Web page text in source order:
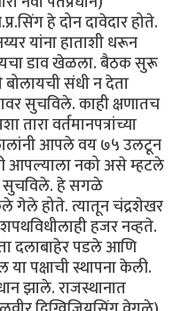
हे दोन दावेदार होते.
यांना हाताशी धरून
डाव खेळला. बैठक सुरू
बोलायची संधी न देता
सुचविले. काही क्षणातच
वर्तमानपत्रांच्या
आपले वय ७५ उलटून
आपल्याला नको असे म्हटले
सुचविले. हे सगळे
गेले होते. त्यातून चंद्रशेखर
हजर नव्हते.
दलाबाहेर पडले आणि
पक्षाची स्थापना केली.
झाले. राजस्थानात